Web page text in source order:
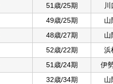
51歳/25期
川
49歳/25期
山
48歳/27期
山
52歳/22期
浜
51歳/24期
伊
32歳/34期
山